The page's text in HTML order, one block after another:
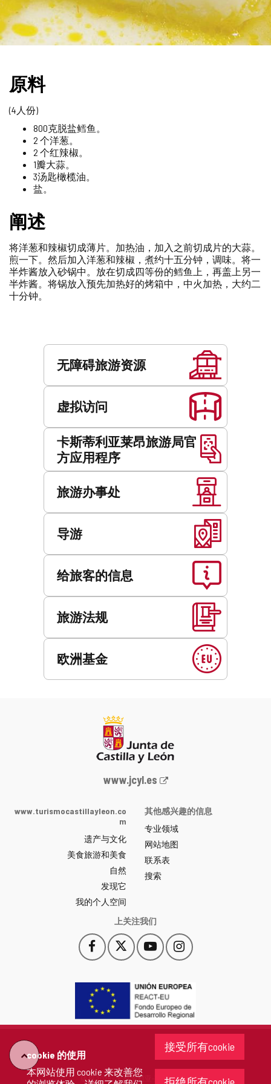
cookie 的使用
本网站使用 cookie 来改善您
接受所有cookie
原料
(4人份)
800克脱盐鳕鱼。
2 个洋葱。
2 个红辣椒。
1瓣大蒜。
3汤匙橄榄油。
盐。
阐述
将洋葱和辣椒切成薄片。加热油，加入之前切成片的大蒜。
煎一下。然后加入洋葱和辣椒，煮约十五分钟，调味。将一
半炸酱放入砂锅中。放在切成四等份的鳕鱼上，再盖上另一
半炸酱。将锅放入预先加热好的烤箱中，中火加热，大约二
十分钟。
无障碍旅游资源
虚拟访问
卡斯蒂利亚莱昂旅游局官
方应用程序
旅游办事处
导游
给旅客的信息
旅游法规
欧洲基金
Junta
y
León
网
站
门
户
-
www.jcyl.es
www.turismocastillayleon.co
m
遗产与文化
美食旅游和美食
自然
发现它
我的个人空间
其他感兴趣的信息
专业领域
网站地图
联系表
搜索
上关注我们
Facebook
此
链
会
打
开
一
口。
此
链
一
口。
YouTube
此
链
会
打
开
一
个
窗
口。
Instagram
此
链
会
开
一
个
新
窗
口。
"回
版权 2026 - 卡斯蒂利亚-莱昂省政府